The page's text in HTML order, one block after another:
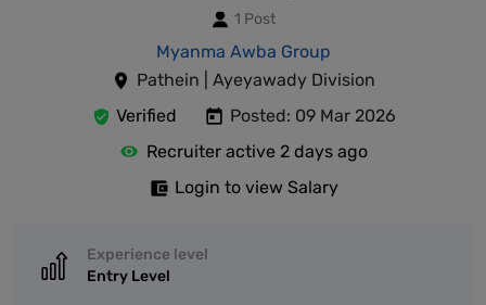
1 Post
Myanma Awba Group
Pathein | Ayeyawady Division
Verified
Posted: 09 Mar 2026
Recruiter active 2 days ago
Login to view Salary
Experience level
Entry Level